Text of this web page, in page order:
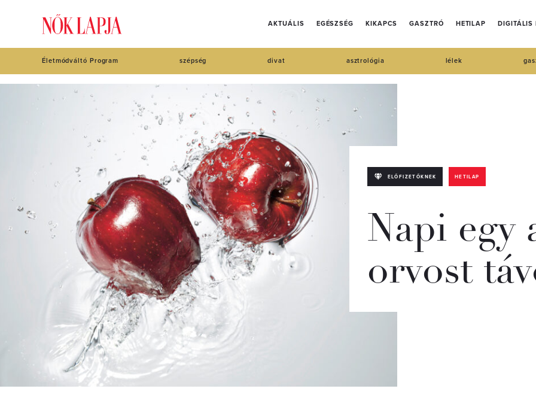
AKTUÁLIS EGÉSZSÉG KIKAPCS GASZTRÓ HETILAP DIGITÁLIS
Életmódváltó Program szépség divat asztrológia lélek
ELŐFIZETŐKNEK HETILAP
Napi egy
orvost